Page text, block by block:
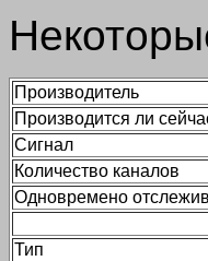
Производитель
Производится ли
Сигнал
Количество каналов
Одновремено
Тип